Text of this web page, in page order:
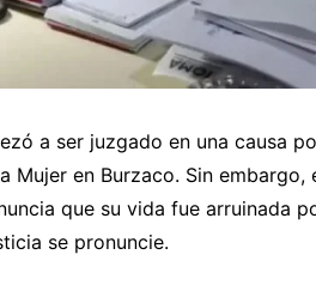
a ser juzgado en una causa
Mujer en Burzaco. Sin embargo,
que su vida fue arruinada
se pronuncie.